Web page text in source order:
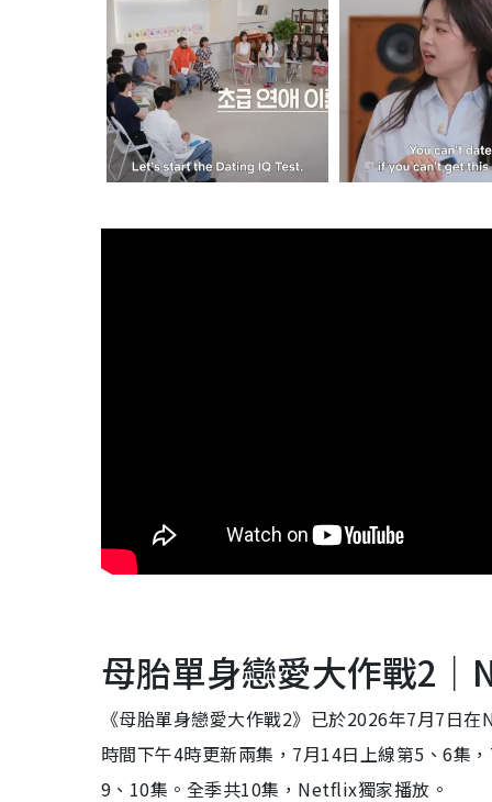
母胎單身戀愛大作戰2
《母胎單身戀愛大作戰2》已於2026年7月7日
時間下午4時更新兩集，7月14日上線第5、6集
9、10集。全季共10集，Netflix獨家播放。